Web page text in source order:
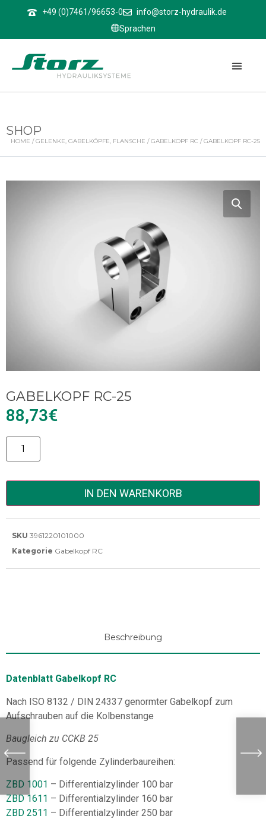
+49 (0)7461/96653-0
info@storz-hydraulik.de
Sprachen
SHOP
HOME /GELENKE, GABELKÖPFE, FLANSCHE /GABELKOPF RC / GABELKOPF RC-25
GABELKOPF RC-25
88,73€
Alternative:
IN DEN WARENKORB
SKU 3961220101000
Kategorie Gabelkopf RC
Beschreibung
Datenblatt Gabelkopf RC
Nach ISO 8132 / DIN 24337 genormter Gabelkopf zum
Aufschrauben auf die Kolbenstange
Baugleich zu CCKB 25
Passend für folgende Zylinderbaureihen:
ZBD 1001 – Differentialzylinder 100 bar
ZBD 1611 – Differentialzylinder 160 bar
ZBD 2511 – Differentialzylinder 250 bar